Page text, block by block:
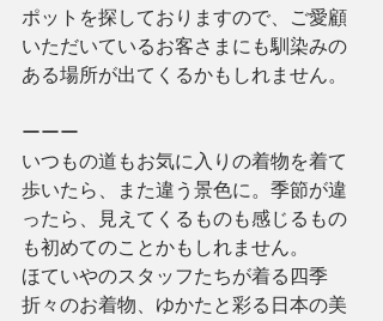
ポットを探しておりますので、ご愛顧
いただいているお客さまにも馴染みの
ある場所が出てくるかもしれません。
ーーー
いつもの道もお気に入りの着物を着て
歩いたら、また違う景色に。季節が違
ったら、見えてくるものも感じるもの
も初めてのことかもしれません。
ほていやのスタッフたちが着る四季
折々のお着物、ゆかたと彩る日本の美